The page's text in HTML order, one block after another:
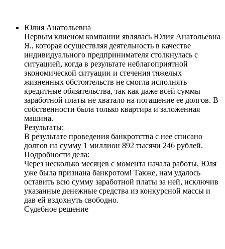
Юлия Анатольевна
Первым клиеном компании являлась Юлия Анатольевна
Я., которая осуществляя деятельность в качестве
индивидуального предпринимателя столкнулась с
ситуацией, когда в результате неблагоприятной
экономической ситуации и стечения тяжелых
жизненных обстоятельств не смогла исполнять
кредитные обязательства, так как даже всей суммы
заработной платы не хватало на погашение ее долгов. В
собственности была только квартира и заложенная
машина.
Результаты:
В результате проведения банкротства с нее списано
долгов на сумму 1 миллион 892 тысячи 246 рублей.
Подробности дела:
Через несколько месяцев с момента начала работы, Юля
уже была признана банкротом! Также, нам удалось
оставить всю сумму заработной платы за ней, исключив
указанные денежные средства из конкурсной массы и
дав ей вздохнуть свободно.
Судебное решение